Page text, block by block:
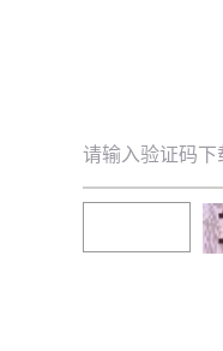
请输入验证码下